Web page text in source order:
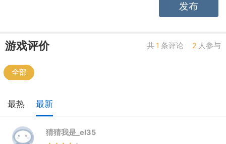
发布
游戏评价 共 1 条评论 2 人参与
全部
最热 最新
猜猜我是_el35